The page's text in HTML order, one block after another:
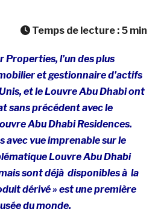
Temps de lecture : 5 min
Properties, l’un des plus
et gestionnaire d’actifs
et le Louvre Abu Dhabi ont
sans précédent avec le
Abu Dhabi Residences.
vue imprenable sur le
Louvre Abu Dhabi
sont déjà disponibles à la
dérivé » est une première
du monde.